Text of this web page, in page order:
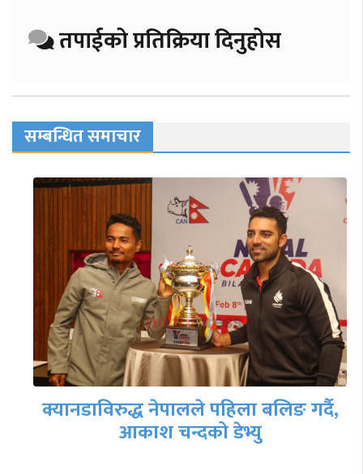
तपाईको प्रतिक्रिया दिनुहोस
सम्बन्धित समाचार
क्यानडाविरुद्ध नेपालले पहिला बलिङ गर्दै,
आकाश चन्दको डेभ्यु